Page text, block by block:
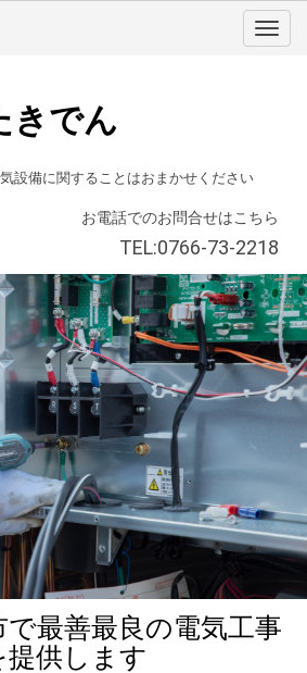
きでん
設備に関することはおまかせください
お電話でのお問合せはこちら
TEL:0766-73-2218
で最善最良の電気工事
提供します